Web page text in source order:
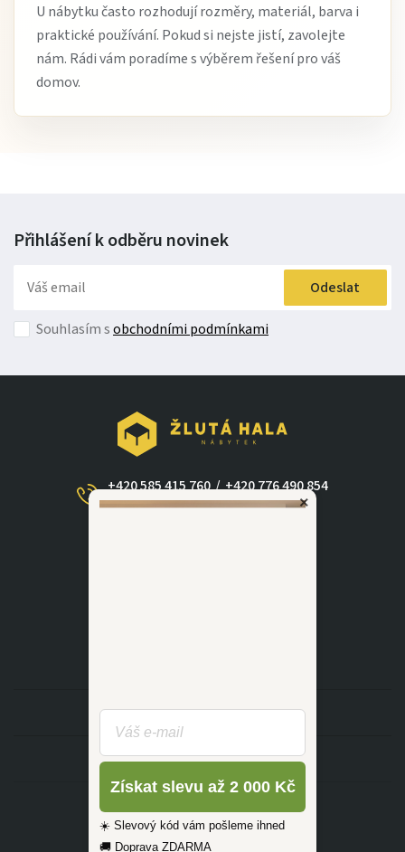
U nábytku často rozhodují rozměry, materiál, barva i
praktické používání. Pokud si nejste jistí, zavolejte
nám. Rádi vám poradíme s výběrem řešení pro váš
domov.
Přihlášení k odběru novinek
Odeslat
Souhlasím sobchodními podmínkami
+420 585 415 760
(Po - Ne 09:00-17:30)
/ +420 776 490 854
KATEGORIE
INFORMACE
×
Získat slevu až 2 000 Kč
☀️ Slevový kód vám pošleme ihned
🚚 Doprava ZDARMA